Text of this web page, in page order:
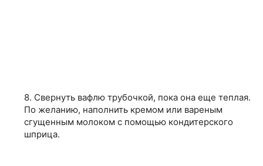
8. Свернуть вафлю трубочкой, пока она еще теплая.
По желанию, наполнить кремом или вареным
сгущенным молоком с помощью кондитерского
шприца.